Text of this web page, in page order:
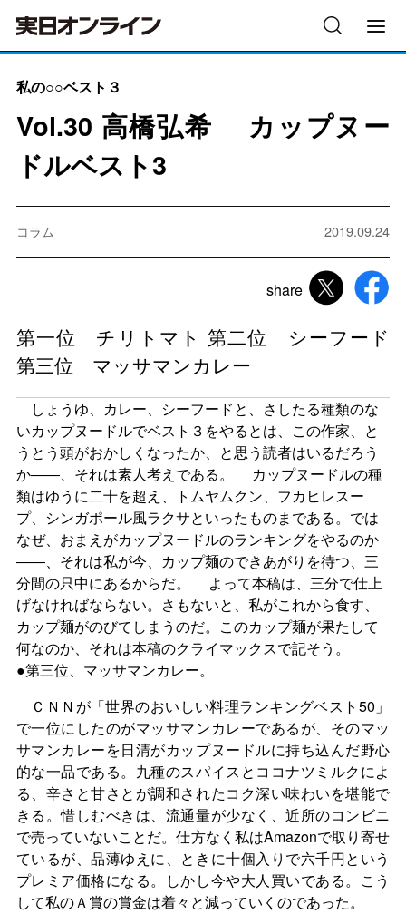
私の○○ベスト３
Vol.30 高橋弘希 カップヌー
ドルベスト3
コラム 2019.09.24
share
第一位 チリトマト 第二位 シーフード
第三位 マッサマンカレー
しょうゆ、カレー、シーフードと、さしたる種類のな
いカップヌードルでベスト３をやるとは、この作家、と
うとう頭がおかしくなったか、と思う読者はいるだろう
か――、それは素人考えである。 カップヌードルの種
類はゆうに二十を超え、トムヤムクン、フカヒレスー
プ、シンガポール風ラクサといったものまである。では
なぜ、おまえがカップヌードルのランキングをやるのか
――、それは私が今、カップ麺のできあがりを待つ、三
分間の只中にあるからだ。 よって本稿は、三分で仕上
げなければならない。さもないと、私がこれから食す、
カップ麺がのびてしまうのだ。このカップ麺が果たして
何なのか、それは本稿のクライマックスで記そう。
●第三位、マッサマンカレー。
ＣＮＮが「世界のおいしい料理ランキングベスト50」
で一位にしたのがマッサマンカレーであるが、そのマッ
サマンカレーを日清がカップヌードルに持ち込んだ野心
的な一品である。九種のスパイスとココナツミルクによ
る、辛さと甘さとが調和されたコク深い味わいを堪能で
きる。惜しむべきは、流通量が少なく、近所のコンビニ
で売っていないことだ。仕方なく私はAmazonで取り寄せ
ているが、品薄ゆえに、ときに十個入りで六千円という
プレミア価格になる。しかし今や大人買いである。こう
して私のＡ賞の賞金は着々と減っていくのであった。